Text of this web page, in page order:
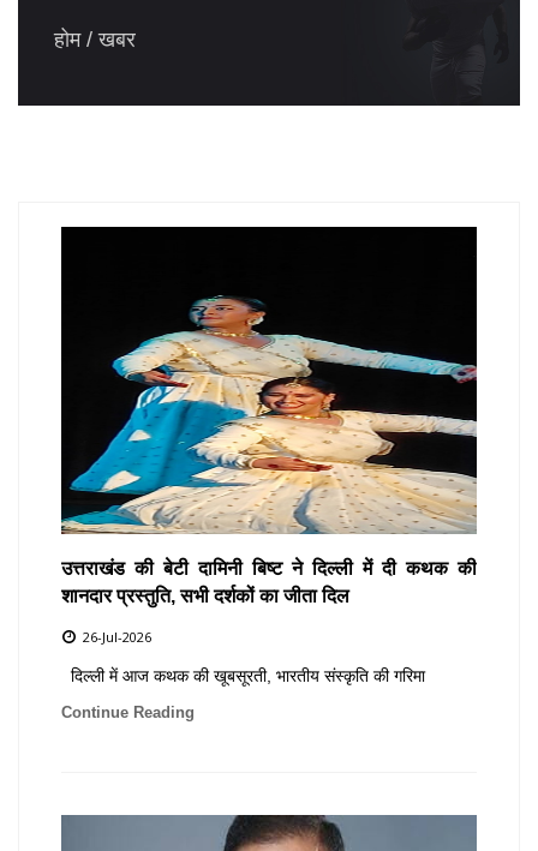
होम खबर
उत्तराखंड की बेटी दामिनी बिष्ट ने दिल्ली में दी कथक की
शानदार प्रस्तुति, सभी दर्शकों का जीता दिल
26-Jul-2026
दिल्ली में आज कथक की खूबसूरती, भारतीय संस्कृति की गरिमा
Continue Reading